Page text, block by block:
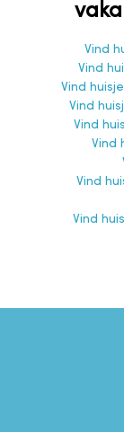
Vind
Vind
Vind
Vind
Vind
Vind
Vind
Vind